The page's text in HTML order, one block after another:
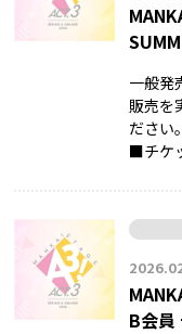
一般発
販売を
ださい
■チケ
B会員